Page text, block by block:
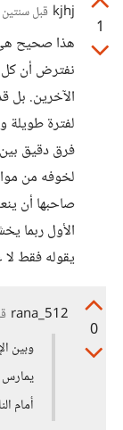
1
kjhj قبل سنتين
هذا صحيح
نفترض أن
الآخرين. بل
لفترة طويلة
فرق دقيق بين
لخوفه من
صاحبها أن
الأول ربما
يقوله فقط لا
0
rana_512
وبين
يمارس
أمام